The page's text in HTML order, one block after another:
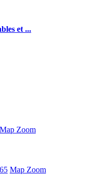
et ...
Map Zoom
Map Zoom